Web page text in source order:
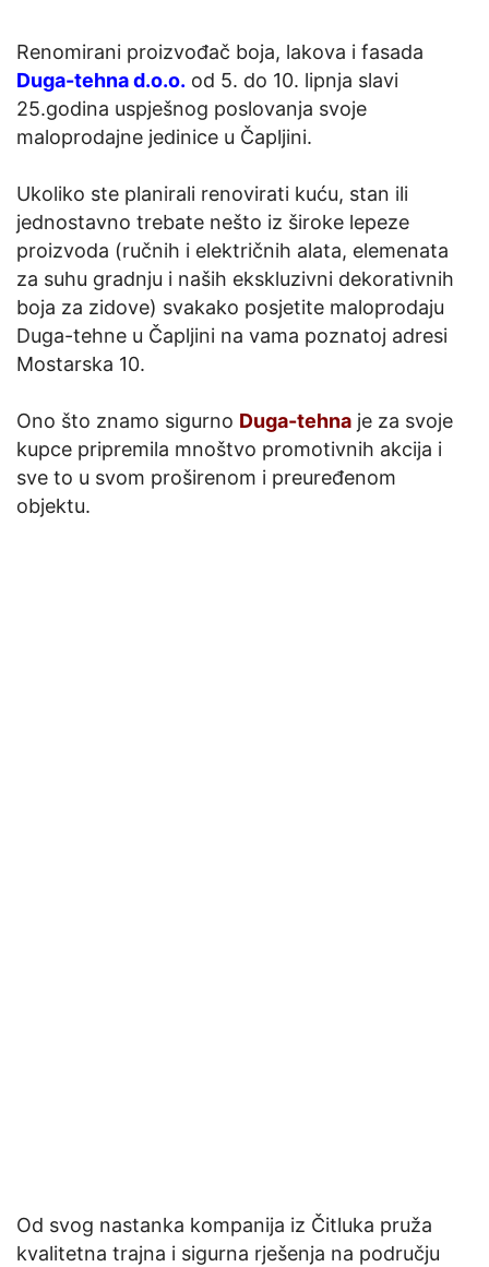
Renomirani proizvođač boja, lakova i fasada
Duga-tehna d.o.o. od 5. do 10. lipnja slavi
25.godina uspješnog poslovanja svoje
maloprodajne jedinice u Čapljini.
Ukoliko ste planirali renovirati kuću, stan ili
jednostavno trebate nešto iz široke lepeze
proizvoda (ručnih i električnih alata, elemenata
za suhu gradnju i naših ekskluzivni dekorativnih
boja za zidove) svakako posjetite maloprodaju
Duga-tehne u Čapljini na vama poznatoj adresi
Mostarska 10.
Ono što znamo sigurno Duga-tehna je za svoje
kupce pripremila mnoštvo promotivnih akcija i
sve to u svom proširenom i preuređenom
objektu.
Od svog nastanka kompanija iz Čitluka pruža
kvalitetna trajna i sigurna rješenja na području